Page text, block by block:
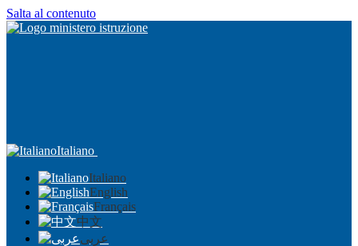
Salta al contenuto
Italiano
Italiano
English
Français
中文
عربى